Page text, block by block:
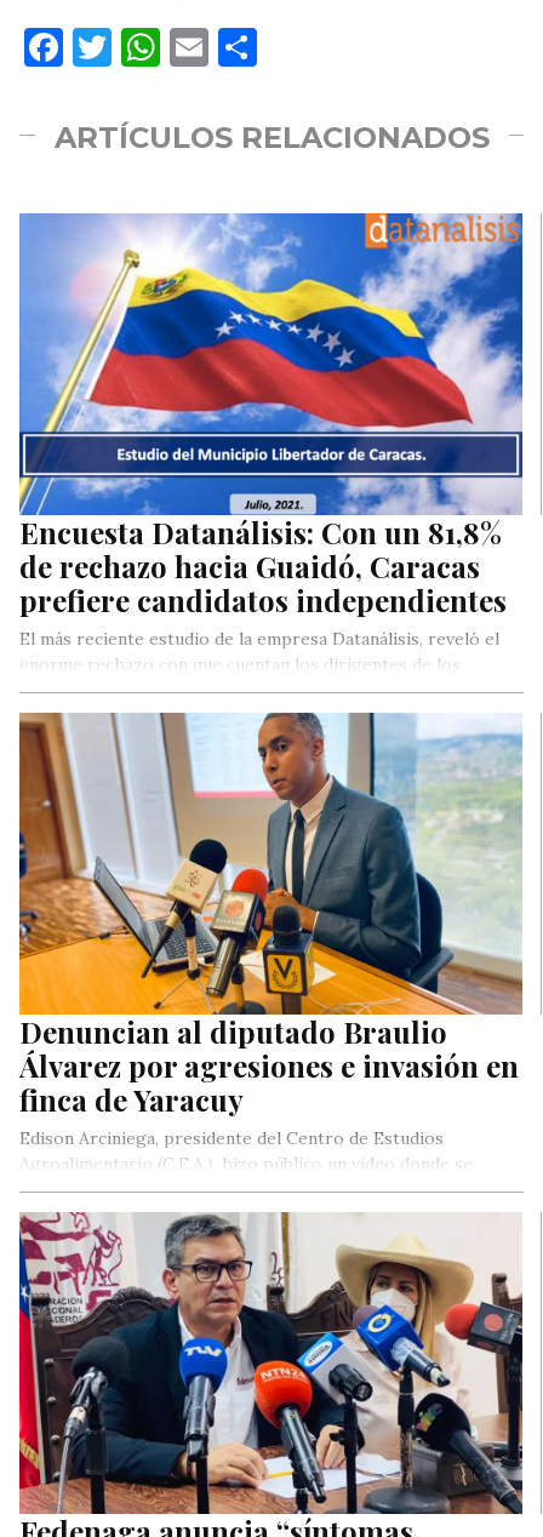
Facebook
Twitter
WhatsApp
Email
ARTÍCULOS RELACIONADOS
Encuesta Datanálisis: Con un 81,8%
de rechazo hacia Guaidó, Caracas
prefiere candidatos independientes
El más reciente estudio de la empresa Datanálisis, reveló el
enorme rechazo con que cuentan los dirigentes de los
principales…
Denuncian al diputado Braulio
Álvarez por agresiones e invasión en
finca de Yaracuy
Edison Arciniega, presidente del Centro de Estudios
Agroalimentario (C.E.A.), hizo público un video donde se
revela una presunta agresión del…